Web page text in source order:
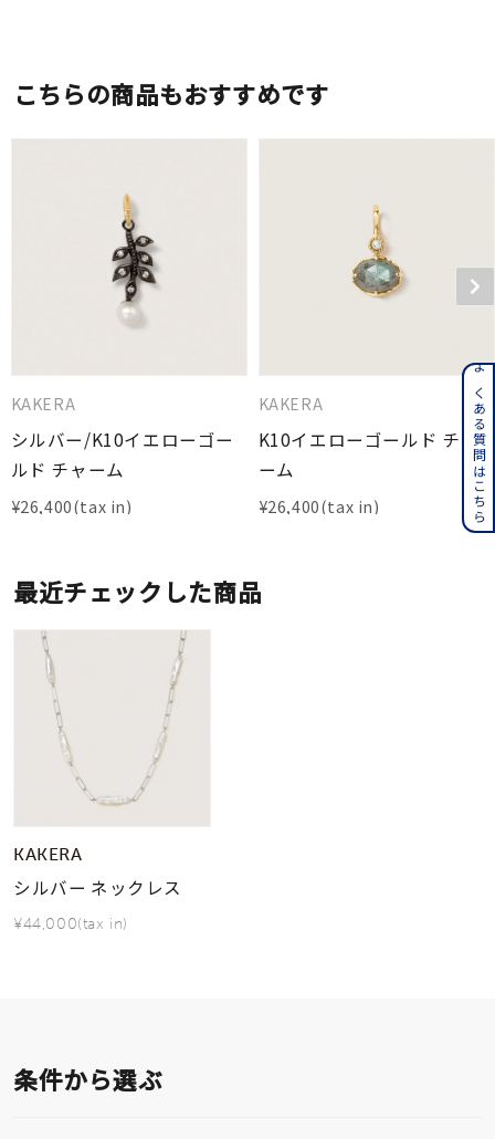
こちらの商品もおすすめです
KAKERA
シルバー/K10イエローゴー
ルド チャーム
¥26,400
KAKERA
K10イエローゴールド チャ
ーム
¥26,400
最近チェックした商品
KAKERA
シルバー ネックレス
¥44,000(tax in)
条件から選ぶ
よくある質問はこちら